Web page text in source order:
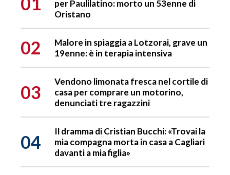
per Paulilatino: morto un 53enne di
Oristano
02
Malore in spiaggia a Lotzorai, grave un
19enne: è in terapia intensiva
03
Vendono limonata fresca nel cortile di
casa per comprare un motorino,
denunciati tre ragazzini
04
Il dramma di Cristian Bucchi: «Trovai la
mia compagna morta in casa a Cagliari
davanti a mia figlia»